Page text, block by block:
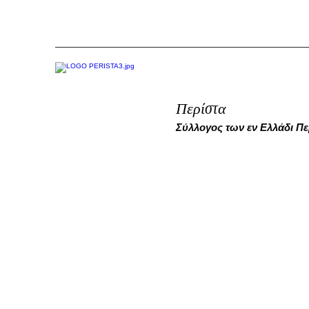
Περίστα
Σύλλογος των εν Ελλάδι